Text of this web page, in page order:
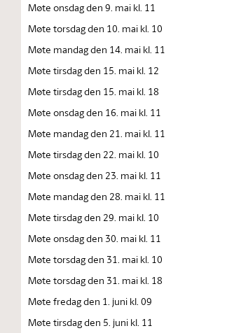
Møte onsdag den 9. mai kl. 11
Møte torsdag den 10. mai kl. 10
Møte mandag den 14. mai kl. 11
Møte tirsdag den 15. mai kl. 12
Møte tirsdag den 15. mai kl. 18
Møte onsdag den 16. mai kl. 11
Møte mandag den 21. mai kl. 11
Møte tirsdag den 22. mai kl. 10
Møte onsdag den 23. mai kl. 11
Møte mandag den 28. mai kl. 11
Møte tirsdag den 29. mai kl. 10
Møte onsdag den 30. mai kl. 11
Møte torsdag den 31. mai kl. 10
Møte torsdag den 31. mai kl. 18
Møte fredag den 1. juni kl. 09
Møte tirsdag den 5. juni kl. 11